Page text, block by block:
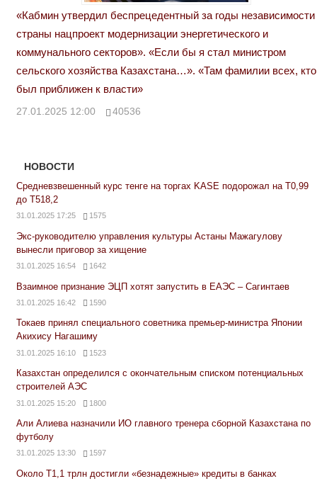
«Кабмин утвердил беспрецедентный за годы независимости
страны нацпроект модернизации энергетического и
коммунального секторов». «Если бы я стал министром
сельского хозяйства Казахстана…». «Там фамилии всех, кто
был приближен к власти»
27.01.2025 12:00 40536
НОВОСТИ
Средневзвешенный курс тенге на торгах KASE подорожал на Т0,99
до Т518,2
31.01.2025 17:25 1575
Экс-руководителю управления культуры Астаны Мажагулову
вынесли приговор за хищение
31.01.2025 16:54 1642
Взаимное признание ЭЦП хотят запустить в ЕАЭС – Сагинтаев
31.01.2025 16:42 1590
Токаев принял специального советника премьер-министра Японии
Акихису Нагашиму
31.01.2025 16:10 1523
Казахстан определился с окончательным списком потенциальных
строителей АЭС
31.01.2025 15:20 1800
Али Алиева назначили ИО главного тренера сборной Казахстана по
футболу
31.01.2025 13:30 1597
Около Т1,1 трлн достигли «безнадежные» кредиты в банках